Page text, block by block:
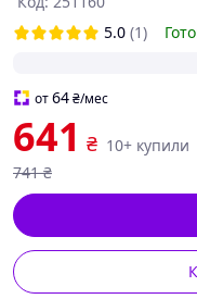
5.0 (1)
от64₴/мес
641 ₴ 10+ купили
741 ₴